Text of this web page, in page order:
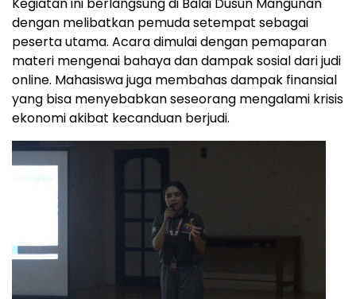
Kegiatan ini berlangsung di Balai Dusun Mangunan
dengan melibatkan pemuda setempat sebagai
peserta utama. Acara dimulai dengan pemaparan
materi mengenai bahaya dan dampak sosial dari judi
online. Mahasiswa juga membahas dampak finansial
yang bisa menyebabkan seseorang mengalami krisis
ekonomi akibat kecanduan berjudi.